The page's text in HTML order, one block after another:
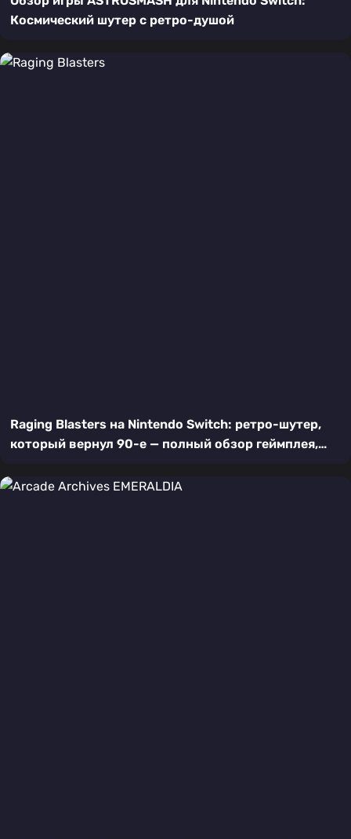
Космический шутер с ретро-душой
Raging Blasters на Nintendo Switch: ретро-шутер,
который вернул 90-е — полный обзор геймплея,